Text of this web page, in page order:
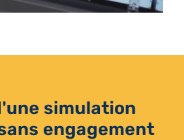
simulation
engagement